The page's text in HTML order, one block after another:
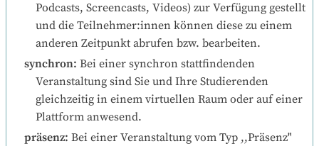
Podcasts, Screencasts, Videos) zur Verfügung gestellt
und die Teilnehmer:innen können diese zu einem
anderen Zeitpunkt abrufen bzw. bearbeiten.
synchron: Bei einer synchron stattfindenden
Veranstaltung sind Sie und Ihre Studierenden
gleichzeitig in einem virtuellen Raum oder auf einer
Plattform anwesend.
präsenz: Bei einer Veranstaltung vom Typ ,,Präsenz"